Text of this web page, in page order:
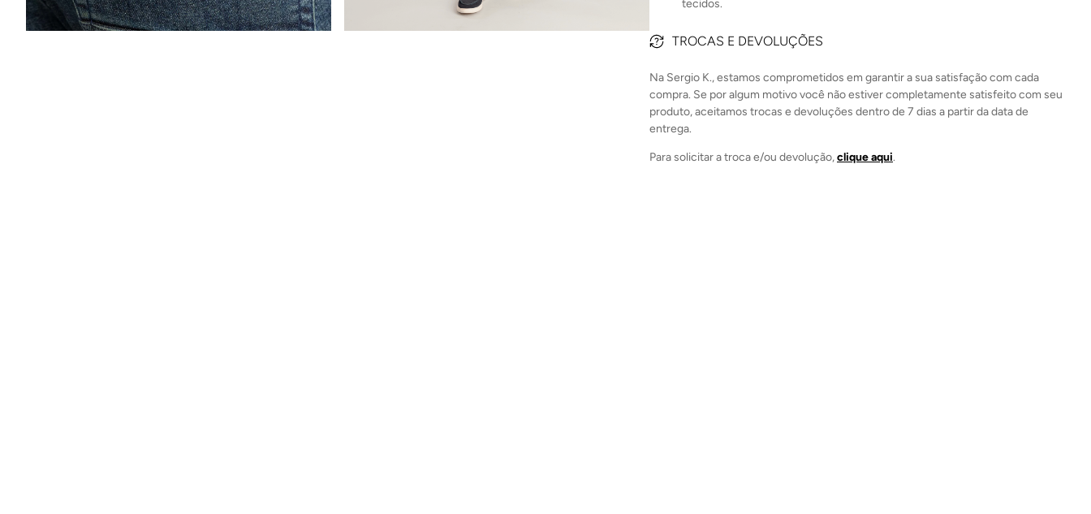
tecidos.
TROCAS E DEVOLUÇÕES
Na Sergio K., estamos comprometidos em garantir a sua satisfação com cada
compra. Se por algum motivo você não estiver completamente satisfeito com seu
produto, aceitamos trocas e devoluções dentro de 7 dias a partir da data de
entrega.
Para solicitar a troca e/ou devolução,clique aqui.